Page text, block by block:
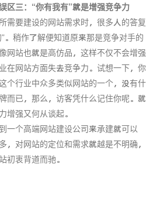
区三：“你有我有”就是增强竞争力
需要建设的网站需求时，很多人的答复
。稍作了解便知道原来那是竞争对手的
网站也就是高仿品，这样不仅不会增强
在网站方面失去竞争力。试想一下，你
个行业中众多类似网站的一个，没有什
而已，那么，访客凭什么记住你呢。就
增强又何从谈起。
一个高端网站建设公司来承建就可以
，对网站的定位和需求就越是不明确，
初衷背道而驰。